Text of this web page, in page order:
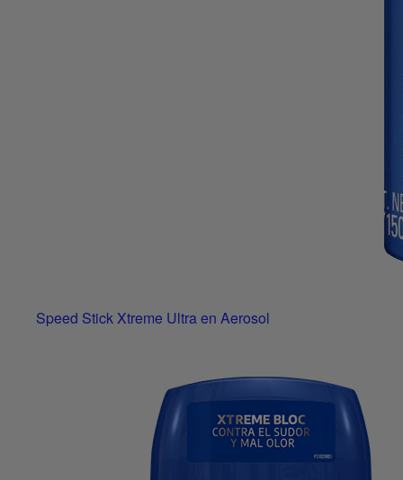
Speed Stick Xtreme Ultra en Aerosol